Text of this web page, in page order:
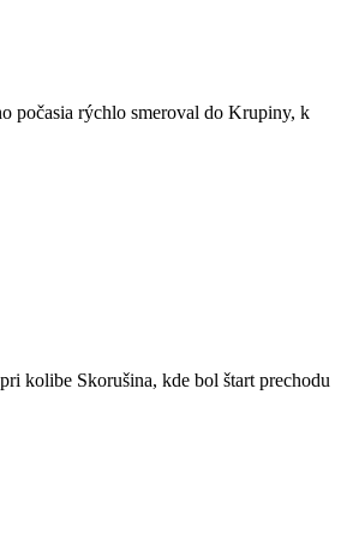
počasia rýchlo smeroval do Krupiny, k
kolibe Skorušina, kde bol štart prechodu